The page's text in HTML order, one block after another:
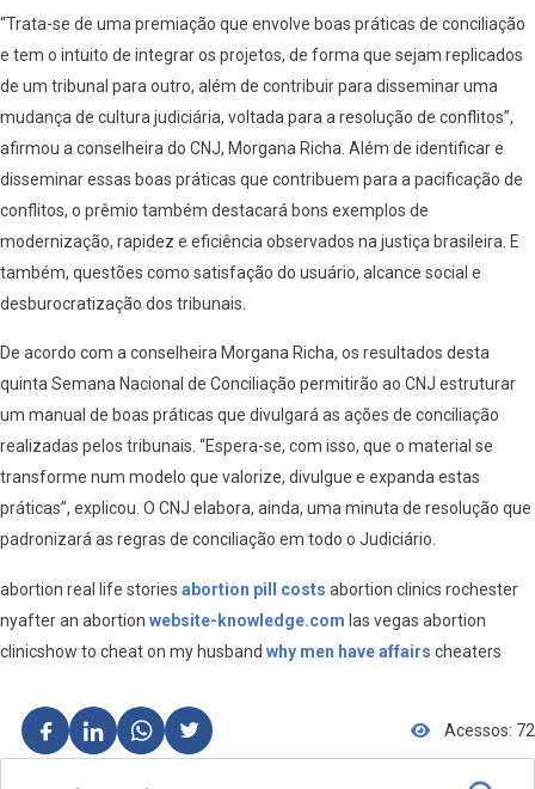
“Trata-se de uma premiação que envolve boas práticas de conciliação
e tem o intuito de integrar os projetos, de forma que sejam replicados
de um tribunal para outro, além de contribuir para disseminar uma
mudança de cultura judiciária, voltada para a resolução de conflitos”,
afirmou a conselheira do CNJ, Morgana Richa. Além de identificar e
disseminar essas boas práticas que contribuem para a pacificação de
conflitos, o prêmio também destacará bons exemplos de
modernização, rapidez e eficiência observados na justiça brasileira. E
também, questões como satisfação do usuário, alcance social e
desburocratização dos tribunais.
De acordo com a conselheira Morgana Richa, os resultados desta
quinta Semana Nacional de Conciliação permitirão ao CNJ estruturar
um manual de boas práticas que divulgará as ações de conciliação
realizadas pelos tribunais. “Espera-se, com isso, que o material se
transforme num modelo que valorize, divulgue e expanda estas
práticas”, explicou. O CNJ elabora, ainda, uma minuta de resolução que
padronizará as regras de conciliação em todo o Judiciário.
abortion real life stories abortion pill costs abortion clinics rochester
nyafter an abortion website-knowledge.com las vegas abortion
clinicshow to cheat on my husband why men have affairs cheaters
Acessos: 72